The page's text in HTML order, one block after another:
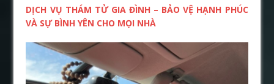
DỊCH VỤ THÁM TỬ GIA ĐÌNH – BẢO VỆ HẠNH PHÚC
VÀ SỰ BÌNH YÊN CHO MỌI NHÀ